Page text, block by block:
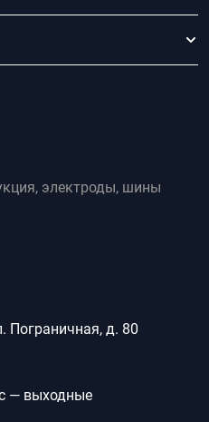
электроды, шины
Пограничная, д. 80
— выходные